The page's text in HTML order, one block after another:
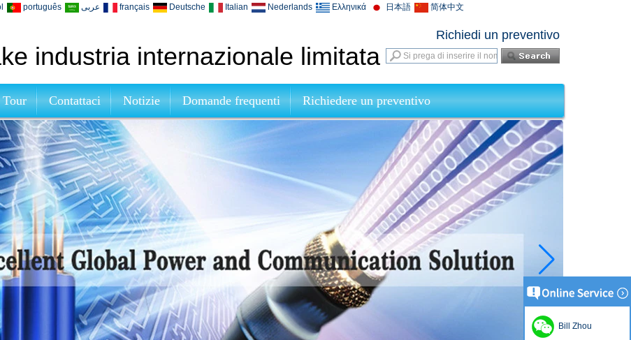
português عربى français Deutsche Italian Nederlands Ελληνικά 日本語 简体中文
industria internazionale limitata
Richiedi un preventivo
Tour Contattaci Notizie Domande frequenti Richiedere un preventivo
Bill Zhou